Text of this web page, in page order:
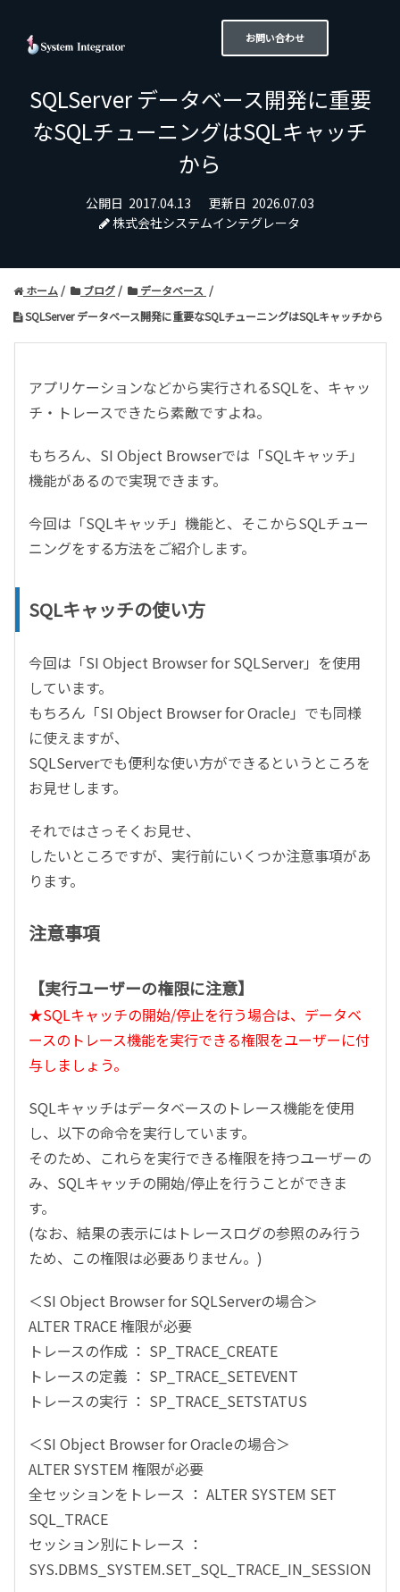
お問い合わせ
SQLServer データベース開発に重要
なSQLチューニングはSQLキャッチ
から
公開日 2017.04.13 更新日 2026.07.03
株式会社システムインテグレータ
ホーム ブログ
データベース
SQLServer データベース開発に重要なSQLチューニングはSQLキャッチから
アプリケーションなどから実行されるSQLを、キャッ
チ・トレースできたら素敵ですよね。
もちろん、SI Object Browserでは「SQLキャッチ」
機能があるので実現できます。
今回は「SQLキャッチ」機能と、そこからSQLチュー
ニングをする方法をご紹介します。
SQLキャッチの使い方
今回は「SI Object Browser for SQLServer」を使用
しています。
もちろん「SI Object Browser for Oracle」でも同様
に使えますが、
SQLServerでも便利な使い方ができるというところを
お見せします。
それではさっそくお見せ、
したいところですが、実行前にいくつか注意事項があ
ります。
注意事項
【実行ユーザーの権限に注意】
★SQLキャッチの開始/停止を行う場合は、データベ
ースのトレース機能を実行できる権限をユーザーに付
与しましょう。
SQLキャッチはデータベースのトレース機能を使用
し、以下の命令を実行しています。
そのため、これらを実行できる権限を持つユーザーの
み、SQLキャッチの開始/停止を行うことができま
す。
(なお、結果の表示にはトレースログの参照のみ行う
ため、この権限は必要ありません。)
＜SI Object Browser for SQLServerの場合＞
ALTER TRACE 権限が必要
トレースの作成 ： SP_TRACE_CREATE
トレースの定義 ： SP_TRACE_SETEVENT
トレースの実行 ： SP_TRACE_SETSTATUS
＜SI Object Browser for Oracleの場合＞
ALTER SYSTEM 権限が必要
全セッションをトレース ： ALTER SYSTEM SET
SQL_TRACE
セッション別にトレース ：
SYS.DBMS_SYSTEM.SET_SQL_TRACE_IN_SESSION